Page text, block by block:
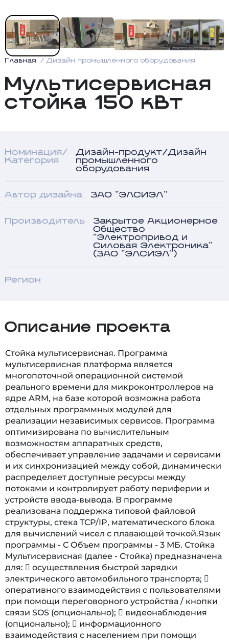
Главная Дизайн промышленного оборудования
Мультисервисная
стойка 150 кВт
Номинация/
Категория
Дизайн-продукт/Дизайн
промышленного
оборудования
Автор дизайна ЗАО "ЭЛСИЭЛ"
Производитель
Закрытое Акционерное
Общество
"Электропривод и
Силовая Электроника"
(ЗАО "ЭЛСИЭЛ")
Регион
Описание проекта
Стойка мультисервисная. Программа
мультисервисная платформа является
многопоточной операционной системой
реального времени для микроконтроллеров на
ядре ARM, на базе которой возможна работа
отдельных программных модулей для
реализации независимых сервисов. Программа
оптимизирована по вычислительным
возможностям аппаратных средств,
обеспечивает управление задачами и сервисами
и их синхронизацией между собой, динамически
распределяет доступные ресурсы между
потоками и контролирует работу периферии и
устройств ввода-вывода. В программе
реализована поддержка типовой файловой
структуры, стека TCP/IP, математического блока
для вычислений чисел с плавающей точкой.Язык
программы - С Объем программы - 3 МБ. Стойка
Мультисервисная (далее - Стойка) предназначена
для:  осуществления быстрой зарядки
электрического автомобильного транспорта; 
оперативного взаимодействия с пользователями
при помощи переговорного устройства / кнопки
связи SOS (опционально);  видеонаблюдения
(опционально);  информационного
взаимодействия с населением при помощи